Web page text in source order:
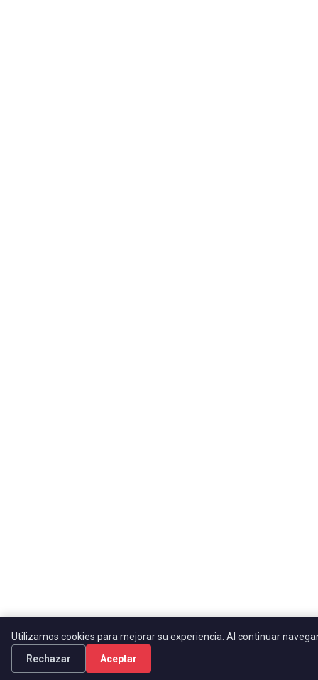
Utilizamos cookies para mejorar su experiencia. Al continuar
Rechazar
Aceptar